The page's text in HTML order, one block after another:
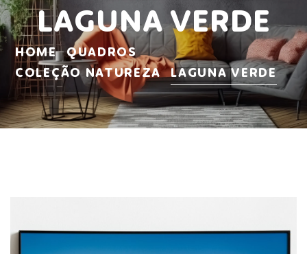
LAGUNA VERDE
HOME QUADROS
COLEÇÃO NATUREZA LAGUNA VERDE